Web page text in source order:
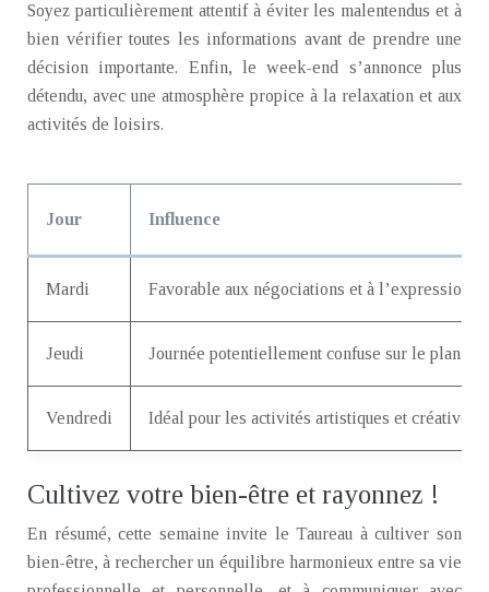
Soyez particulièrement attentif à éviter les malentendus et à
bien vérifier toutes les informations avant de prendre une
décision importante. Enfin, le week-end s’annonce plus
détendu, avec une atmosphère propice à la relaxation et aux
activités de loisirs.
Jour Influence
Mardi Favorable aux négociations et à l’expression
Jeudi Journée potentiellement confuse sur le plan
Vendredi Idéal pour les activités artistiques et créatives
Cultivez votre bien-être et rayonnez !
En résumé, cette semaine invite le Taureau à cultiver son
bien-être, à rechercher un équilibre harmonieux entre sa vie